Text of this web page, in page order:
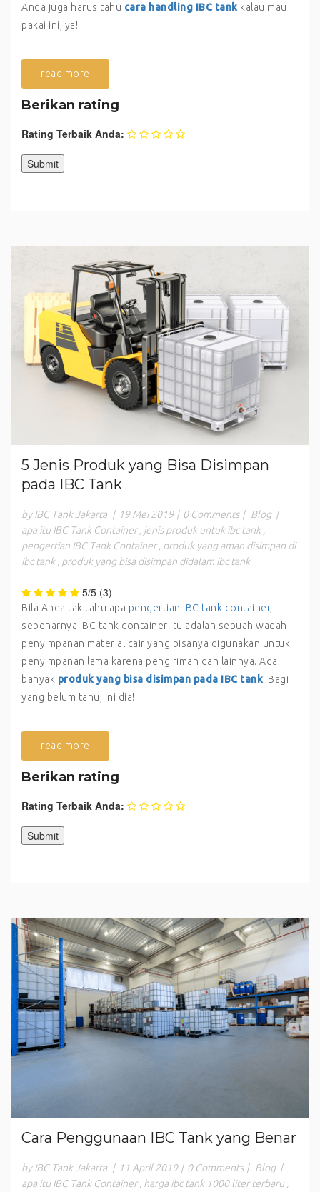
Anda juga harus tahu cara handling IBC tank kalau mau
pakai ini, ya!
read more
Berikan rating
Rating Terbaik Anda:
5 Jenis Produk yang Bisa Disimpan
pada IBC Tank
by IBC Tank Jakarta | 19 Mei 2019 | 0 Comments | Blog |
apa itu IBC Tank Container , jenis produk untuk ibc tank ,
pengertian IBC Tank Container , produk yang aman disimpan di
ibc tank , produk yang bisa disimpan didalam ibc tank
5/5 (3)
Bila Anda tak tahu apa pengertian IBC tank container,
sebenarnya IBC tank container itu adalah sebuah wadah
penyimpanan material cair yang bisanya digunakan untuk
penyimpanan lama karena pengiriman dan lainnya. Ada
banyak produk yang bisa disimpan pada IBC tank. Bagi
yang belum tahu, ini dia!
read more
Berikan rating
Rating Terbaik Anda:
Cara Penggunaan IBC Tank yang Benar
by IBC Tank Jakarta | 11 April 2019 | 0 Comments | Blog |
apa itu IBC Tank Container
harga ibc tank 1000 liter terbaru